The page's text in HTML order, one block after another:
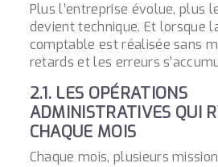
Plus l’entreprise évolue, plus
devient technique. Et lorsque
comptable est réalisée sans
retards et les erreurs
2.1. LES OPÉRATIONS
ADMINISTRATIVES QUI
CHAQUE MOIS
Chaque mois, plusieurs